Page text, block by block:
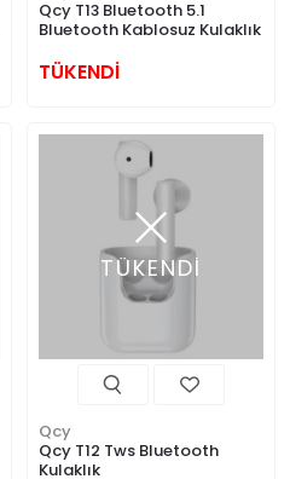
Qcy T13 Bluetooth 5.1
Bluetooth Kablosuz Kulaklık
TÜKENDİ
TÜKENDİ
Qcy
Qcy T12 Tws Bluetooth
Kulaklık